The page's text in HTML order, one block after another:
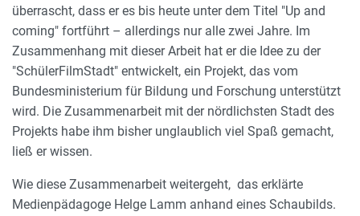
überrascht, dass er es bis heute unter dem Titel "Up and
coming" fortführt – allerdings nur alle zwei Jahre. Im
Zusammenhang mit dieser Arbeit hat er die Idee zu der
"SchülerFilmStadt" entwickelt, ein Projekt, das vom
Bundesministerium für Bildung und Forschung unterstützt
wird. Die Zusammenarbeit mit der nördlichsten Stadt des
Projekts habe ihm bisher unglaublich viel Spaß gemacht,
ließ er wissen.
Wie diese Zusammenarbeit weitergeht, das erklärte
Medienpädagoge Helge Lamm anhand eines Schaubilds.